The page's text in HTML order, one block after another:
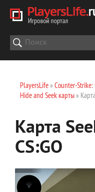
PlayersLife» Counter-
Hide and Seek карты»
Карта
CS:GO